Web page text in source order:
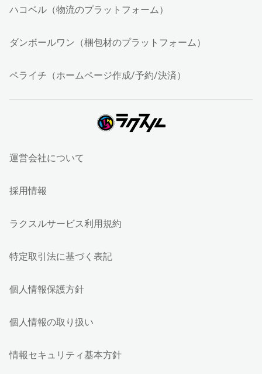
ハコベル（物流のプラットフォーム）
ダンボールワン（梱包材のプラットフォーム）
ペライチ（ホームページ作成/予約/決済）
運営会社について
採用情報
ラクスルサービス利用規約
特定取引法に基づく表記
個人情報保護方針
個人情報の取り扱い
情報セキュリティ基本方針